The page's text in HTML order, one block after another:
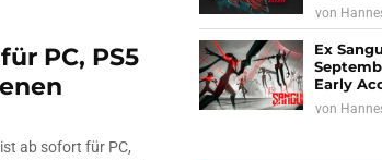
PC, PS5
ab sofort für PC,
von
Ex
Early
von